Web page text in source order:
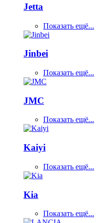
Jetta
Показать ещё...
Jinbei
Показать ещё...
JMC
Показать ещё...
Kaiyi
Показать ещё...
Kia
Показать ещё...